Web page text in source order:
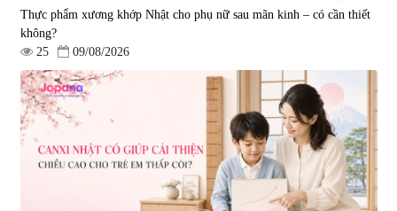
Thực phẩm xương khớp Nhật cho phụ nữ sau mãn kinh – có cần thiết
không?
25
09/08/2026